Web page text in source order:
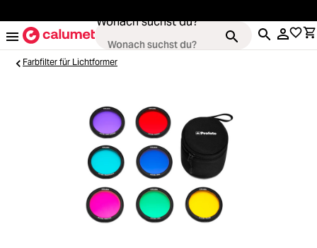
Wonach suchst du?
Kameras
Objektive
Video & Drohnen
Farbfilter für Lichtformer